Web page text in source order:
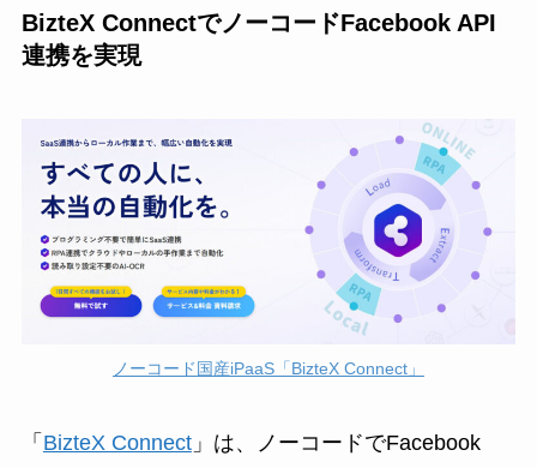
BizteX ConnectでノーコードFacebook API
連携を実現
ノーコード国産iPaaS「BizteX Connect」
「 BizteX Connect」は、ノーコードでFacebook